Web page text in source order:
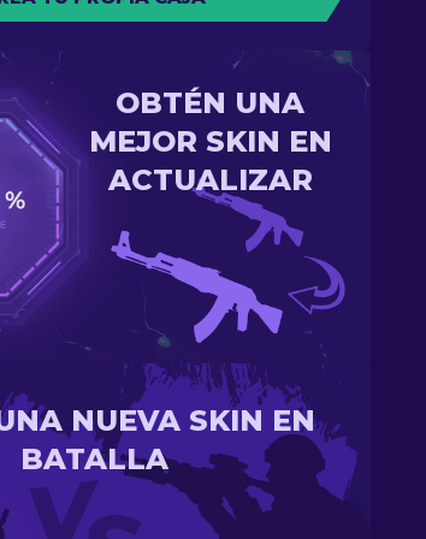
OBTÉN UNA
MEJOR SKIN EN
ACTUALIZAR
NUEVA SKIN EN
BATALLA